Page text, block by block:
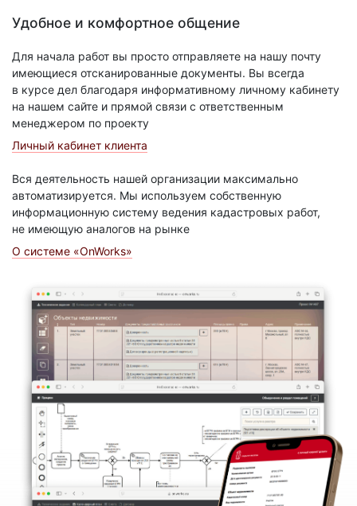
Удобное и комфортное общение
Для начала работ вы просто отправляете на нашу почту
имеющиеся отсканированные документы. Вы всегда
в курсе дел благодаря информативному личному кабинету
на нашем сайте и прямой связи с ответственным
менеджером по проекту
Личный кабинет клиента
Вся деятельность нашей организации максимально
автоматизируется. Мы используем собственную
информационную систему ведения кадастровых работ,
не имеющую аналогов на рынке
О системе «OnWorks»